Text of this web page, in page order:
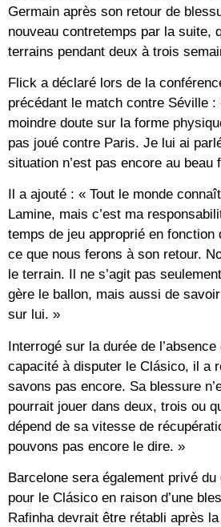
Germain après son retour de
nouveau contretemps par la suite,
terrains pendant deux à trois
Flick a déclaré lors de la
précédant le match contre Séville :
moindre doute sur la forme
pas joué contre Paris. Je lui ai
situation n’est pas encore au beau
Il a ajouté : « Tout le monde
Lamine, mais c’est ma
temps de jeu approprié en fonction
ce que nous ferons à son retour.
le terrain. Il ne s’agit pas
gère le ballon, mais aussi de
sur lui. »
Interrogé sur la durée de
capacité à disputer le Clásico, il a
savons pas encore. Sa blessure
pourrait jouer dans deux, trois ou
dépend de sa vitesse de
pouvons pas encore le dire. »
Barcelone sera également privé
pour le Clásico en raison d’une
Rafinha devrait être rétabli après